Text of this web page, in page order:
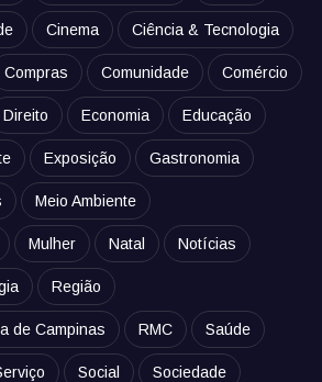
Cinema Ciência & Tecnologia
Compras Comunidade Comércio
Direito Economia Educação
Exposição Gastronomia
Meio Ambiente
Mulher Natal Notícias
Região
de Campinas RMC Saúde
Social Sociedade